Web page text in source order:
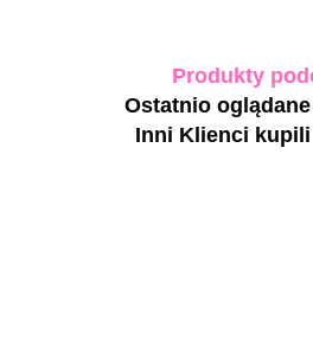
Produkty
Ostatnio
Inni Klienci